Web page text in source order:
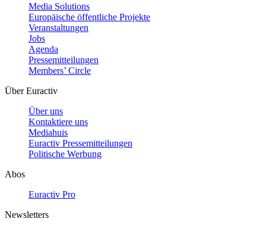
Media Solutions
Europäische öffentliche Projekte
Veranstaltungen
Jobs
Agenda
Pressemitteilungen
Members’ Circle
Über Euractiv
Über uns
Kontaktiere uns
Mediahuis
Euractiv Pressemitteilungen
Politische Werbung
Abos
Euractiv Pro
Newsletters